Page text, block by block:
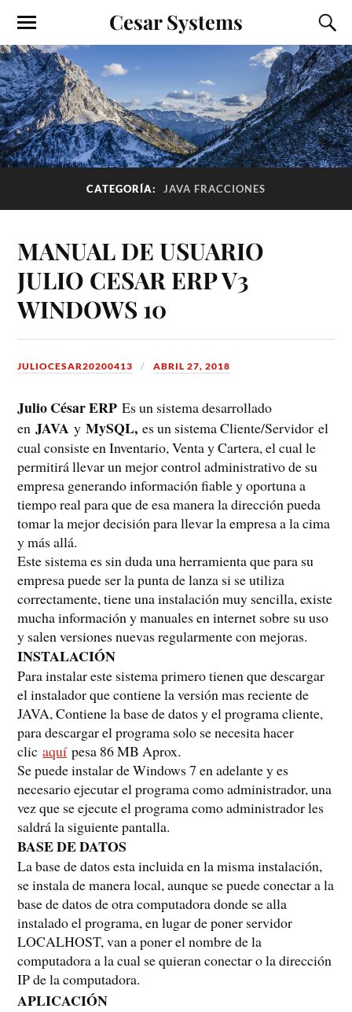
Cesar Systems
CATEGORÍA: JAVA FRACCIONES
MANUAL DE USUARIO
JULIO CESAR ERP V3
WINDOWS 10
JULIOCESAR20200413 ABRIL 27, 2018
Julio César ERP Es un sistema desarrollado
enJAVAyMySQL,es un sistema Cliente/Servidor el
cual consiste en Inventario, Venta y Cartera, el cual le
permitirá llevar un mejor control administrativo de su
empresa generando información fiable y oportuna a
tiempo real para que de esa manera la dirección pueda
tomar la mejor decisión para llevar la empresa a la cima
y más allá.
Este sistema es sin duda una herramienta que para su
empresa puede ser la punta de lanza si se utiliza
correctamente, tiene una instalación muy sencilla, existe
mucha información y manuales en internet sobre su uso
y salen versiones nuevas regularmente con mejoras.
INSTALACIÓN
Para instalar este sistema primero tienen que descargar
el instalador que contiene la versión mas reciente de
JAVA, Contiene la base de datos y el programa cliente,
para descargar el programa solo se necesita hacer
clicaquí pesa 86 MB Aprox.
Se puede instalar de Windows 7 en adelante y es
necesario ejecutar el programa como administrador, una
vez que se ejecute el programa como administrador les
saldrá la siguiente pantalla.
BASE DE DATOS
La base de datos esta incluida en la misma instalación,
se instala de manera local, aunque se puede conectar a la
base de datos de otra computadora donde se alla
instalado el programa, en lugar de poner servidor
LOCALHOST, van a poner el nombre de la
computadora a la cual se quieran conectar o la dirección
IP de la computadora.
APLICACIÓN